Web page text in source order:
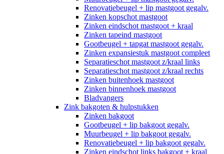
Renovatiebeugel + lip mastgoot gegalv.
Zinken kopschot mastgoot
Zinken eindschot mastgoot + kraal
Zinken tapeind mastgoot
Gootbeugel + tapgat mastgoot gegalv.
Zinken expansiestuk mastgoot compleet
Separatieschot mastgoot z/kraal links
Separatieschot mastgoot z/kraal rechts
Zinken buitenhoek mastgoot
Zinken binnenhoek mastgoot
Bladvangers
Zink bakgoten & hulpstukken
Zinken bakgoot
Gootbeugel + lip bakgoot gegalv.
Muurbeugel + lip bakgoot gegalv.
Renovatiebeugel + lip bakgoot gegalv.
Zinken eindschot links bakgoot + kraal